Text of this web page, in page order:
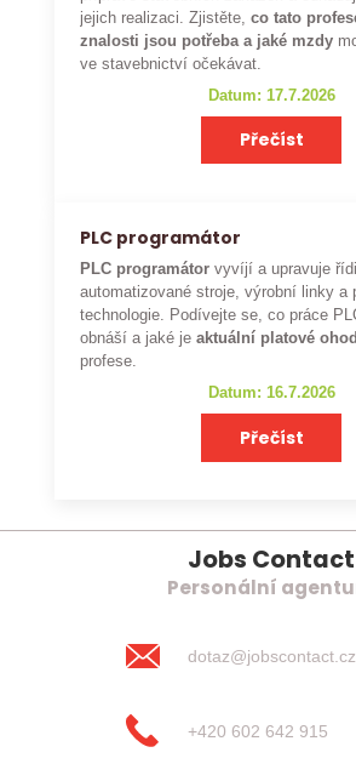
jejich realizaci. Zjistěte,co tato
znalosti jsou potřeba a jaké mzdy
ve stavebnictví očekávat.
Datum: 17.7.2026
Přečíst
PLC programátor
PLC programátor vyvíjí a upravuje
automatizované stroje, výrobní linky a
technologie. Podívejte se, co práce
obnáší a jaké je aktuální platové
profese.
Datum: 16.7.2026
Přečíst
Jobs Contact
Personální
dotaz@jobscontact.cz
+420 602 642 915